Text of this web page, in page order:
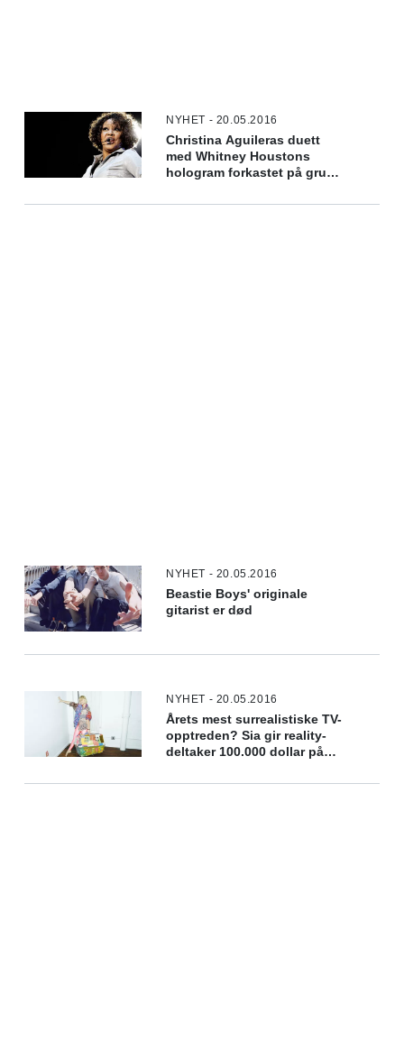
NYHET - 20.05.2016
Christina Aguileras duett
med Whitney Houstons
hologram forkastet på grunn
NYHET - 20.05.2016
Beastie Boys' originale
gitarist er død
NYHET - 20.05.2016
Årets mest surrealistiske TV-
opptreden? Sia gir reality-
deltaker 100.000 dollar på